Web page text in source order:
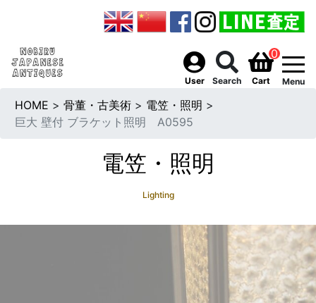
User Search
0
Cart Menu
HOME > 骨董・古美術 > 電笠・照明 >
巨大 壁付 ブラケット照明 A0595
電笠・照明
Lighting